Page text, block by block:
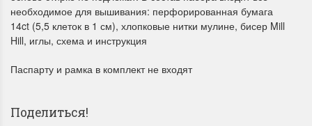
(Ива-лебедь)
необходимое для вышивания: перфорированная бумага
14ct (5,5 клеток в 1 см), хлопковые нитки мулине, бисер Mill
Hill, иглы, схема и инструкция
Паспарту и рамка в комплект не входят
Поделиться!